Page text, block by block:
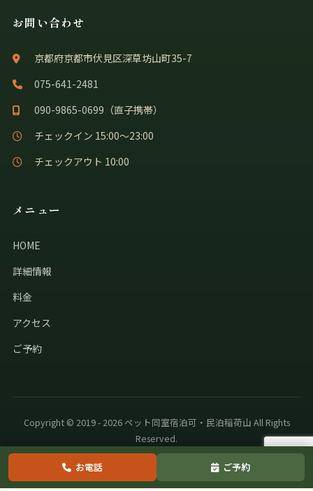
お問い合わせ
京都府京都市伏見区深草坊山町35-7
075-641-2481
090-9865-0699 （直子携帯）
チェックイン 15:00〜23:00
チェックアウト 10:00
メニュー
HOME
詳細情報
料金
アクセス
ご予約
Copyright © 2019 - 2026 ペット同室宿泊可・民泊稲荷山 All Rights
Reserved.
お電話 ご予約